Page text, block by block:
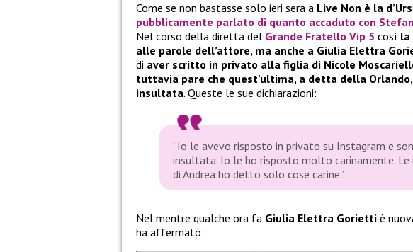
Come se non bastasse solo ieri sera a Live Non è la
pubblicamente parlato di quanto accaduto con
Nel corso della diretta del Grande Fratello Vip 5 così la
alle parole dell’attore, ma anche a Giulia Elettra
di aver scritto in privato alla figlia di Nicole
tuttavia pare che quest’ultima, a detta della
insultata. Queste le sue dichiarazioni:
“Io le avevo risposto in privato su Instagram e
insultata. Io le ho risposto molto carinamente.
di Andrea ho detto solo cose carine”.
Nel mentre qualche ora fa Giulia Elettra Gorietti è
ha affermato: